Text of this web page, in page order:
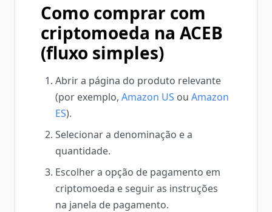
Como comprar com
criptomoeda na ACEB
(fluxo simples)
Abrir a página do produto relevante
(por exemplo, Amazon US ou Amazon
ES).
Selecionar a denominação e a
quantidade.
Escolher a opção de pagamento em
criptomoeda e seguir as instruções
na janela de pagamento.